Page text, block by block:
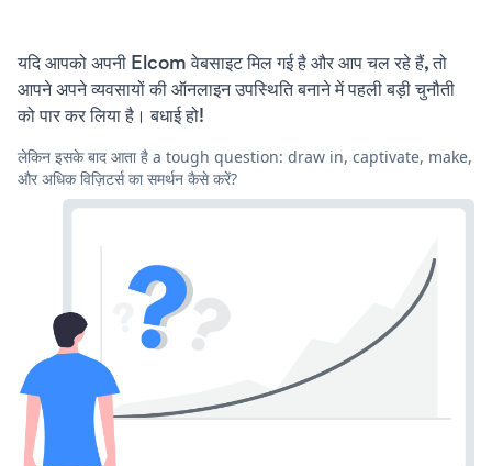
यदि आपको अपनी Elcom वेबसाइट मिल गई है और आप चल रहे हैं, तो
आपने अपने व्यवसायों की ऑनलाइन उपस्थिति बनाने में पहली बड़ी चुनौती
को पार कर लिया है। बधाई हो!
लेकिन इसके बाद आता है a tough question: draw in, captivate, make,
और अधिक विज़िटर्स का समर्थन कैसे करें?